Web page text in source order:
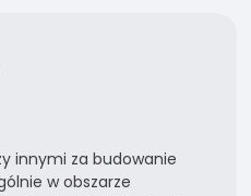
innymi za budowanie
w obszarze